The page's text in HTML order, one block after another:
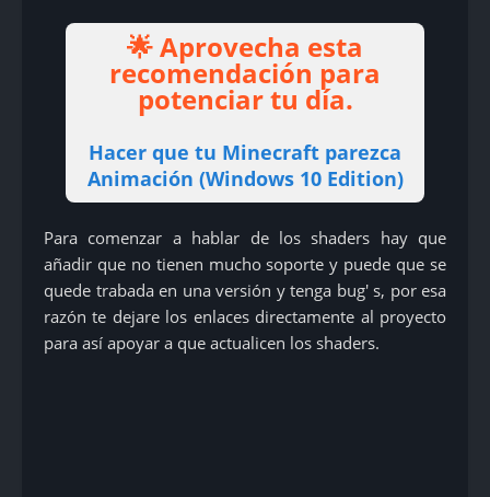
🌟 Aprovecha esta
recomendación para
potenciar tu día.
Hacer que tu Minecraft parezca
Animación (Windows 10 Edition)
Para comenzar a hablar de los shaders hay que
añadir que no tienen mucho soporte y puede que se
quede trabada en una versión y tenga bug' s, por esa
razón te dejare los enlaces directamente al proyecto
para así apoyar a que actualicen los shaders.